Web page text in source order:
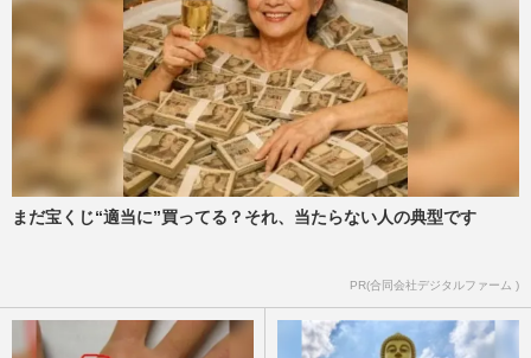
まだ宝くじ“適当に”買ってる？それ、当たらない人の典型です
PR(合同会社デジタルファーム )